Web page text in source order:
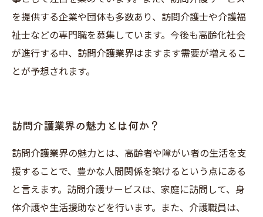
を提供する企業や団体も多数あり、訪問介護士や介護福
祉士などの専門職を募集しています。今後も高齢化社会
が進行する中、訪問介護業界はますます需要が増えるこ
とが予想されます。
訪問介護業界の魅力とは何か？
訪問介護業界の魅力とは、高齢者や障がい者の生活を支
援することで、豊かな人間関係を築けるという点にある
と言えます。訪問介護サービスは、家庭に訪問して、身
体介護や生活援助などを行います。また、介護職員は、